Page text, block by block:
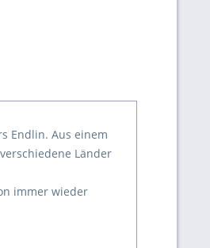
Endlin. Aus einem
Länder
immer wieder